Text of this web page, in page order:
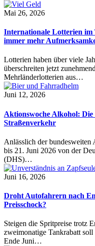
Mai 26, 2026
Internationale Lotterien
immer mehr
Lotterien haben über viele
überschreiten jetzt
Mehrländerlotterien aus…
Juni 12, 2026
Aktionswoche Alkohol:
Straßenverkehr
Anlässlich der
bis 21. Juni 2026 von der
(DHS)…
Juni 16, 2026
Droht Autofahrern nach
Preisschock?
Steigen die Spritpreise trotz
zweimonatige Tankrabatt
Ende Juni…